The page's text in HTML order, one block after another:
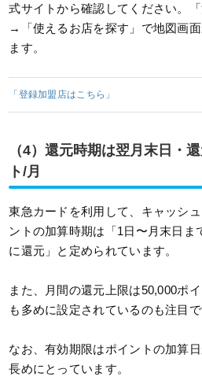
式サイトから確認してください。「
→「使えるお店を探す」で地図画
ます。
「登録加盟店はこちら」
（4）還元時期は翌月末日・
ト/月
東急カードを利用して、キャッシ
ントの加算時期は「1日〜月末日ま
に還元」と定められています。
また、月間の還元上限は50,000ポ
も多めに設定されているのも注目で
なお、有効期限はポイントの加算
長めにとっています。